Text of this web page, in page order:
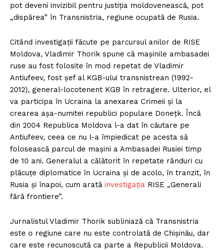
pot deveni invizibil pentru justiția moldovenească, pot
„dispărea” în Transnistria, regiune ocupată de Rusia.
Citând investigații făcute pe parcursul anilor de RISE
Moldova, Vladimir Thorik spune că mașinile ambasadei
ruse au fost folosite în mod repetat de Vladimir
Antiufeev, fost șef al KGB-ului transnistrean (1992-
2012), general-locotenent KGB în retragere. Ulterior, el
va participa în Ucraina la anexarea Crimeii și la
crearea așa-numitei republici populare Donețk. Încă
din 2004 Republica Moldova l-a dat în căutare pe
Antiufeev, ceea ce nu l-a împiedicat pe acesta să
folosească parcul de mașini a Ambasadei Rusiei timp
de 10 ani. Generalul a călătorit în repetate rânduri cu
plăcuțe diplomatice în Ucraina și de acolo, în tranzit, în
Rusia și înapoi, cum arată investigația RISE „Generali
fără frontiere”.
Jurnalistul Vladimir Thorik subliniază că Transnistria
este o regiune care nu este controlată de Chișinău, dar
care este recunoscută ca parte a Republicii Moldova.